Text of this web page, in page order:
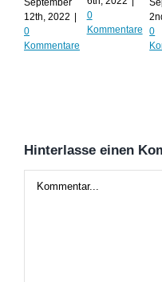
September
12th, 2022
0
Kommentare
0
Kommentare
0
Hinterlasse einen